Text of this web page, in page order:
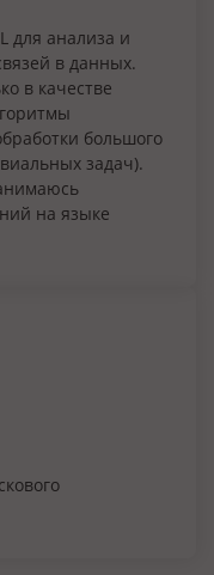
для анализа и
в данных.
в качестве
большого
задач).
на языке